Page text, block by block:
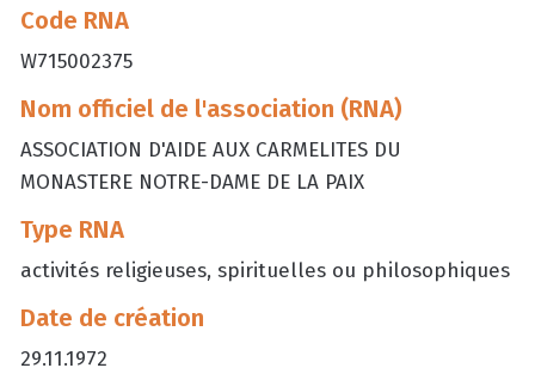
Code RNA
W715002375
Nom officiel de l'association (RNA)
ASSOCIATION D'AIDE AUX CARMELITES DU
MONASTERE NOTRE-DAME DE LA PAIX
Type RNA
activités religieuses, spirituelles ou philosophiques
Date de création
29.11.1972